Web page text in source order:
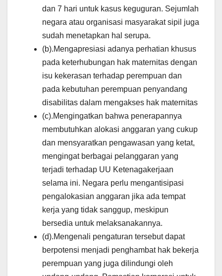
dan 7 hari untuk kasus keguguran. Sejumlah
negara atau organisasi masyarakat sipil juga
sudah menetapkan hal serupa.
(b).Mengapresiasi adanya perhatian khusus
pada keterhubungan hak maternitas dengan
isu kekerasan terhadap perempuan dan
pada kebutuhan perempuan penyandang
disabilitas dalam mengakses hak maternitas
(c).Mengingatkan bahwa penerapannya
membutuhkan alokasi anggaran yang cukup
dan mensyaratkan pengawasan yang ketat,
mengingat berbagai pelanggaran yang
terjadi terhadap UU Ketenagakerjaan
selama ini. Negara perlu mengantisipasi
pengalokasian anggaran jika ada tempat
kerja yang tidak sanggup, meskipun
bersedia untuk melaksanakannya.
(d).Mengenali pengaturan tersebut dapat
berpotensi menjadi penghambat hak bekerja
perempuan yang juga dilindungi oleh